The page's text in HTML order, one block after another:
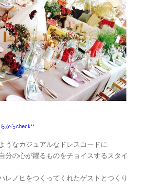
からcheck**
うなカジュアルなドレスコードに
分の心が躍るものをチョイスするスタイ
レノヒをつくってくれたゲストとつくり